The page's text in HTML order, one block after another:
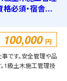
必須・宿舎の
100,000 円
です。安全管理や品
1級土木施工管理技